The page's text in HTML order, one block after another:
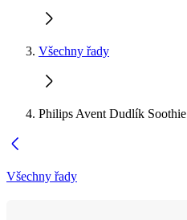
Všechny řady
Philips Avent Dudlík Soothie
Všechny řady